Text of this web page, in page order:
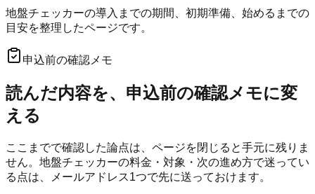
地盤チェッカーの導入までの期間、初期準備、始めるまでの
目安を整理したページです。
申込前の確認メモ
読んだ内容を、申込前の確認メモに変
える
ここまでで確認した論点は、ページを閉じると手元に残りま
せん。 地盤チェッカーの料金・対象・次の進め方で迷ってい
る点は、メールアドレス1つで先に送っておけます。